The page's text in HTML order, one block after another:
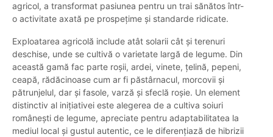
agricol, a transformat pasiunea pentru un trai sănătos într-
o activitate axată pe prospețime și standarde ridicate.
Exploatarea agricolă include atât solarii cât și terenuri
deschise, unde se cultivă o varietate largă de legume. Din
această gamă fac parte roșii, ardei, vinete, țelină, pepeni,
ceapă, rădăcinoase cum ar fi păstârnacul, morcovii și
pătrunjelul, dar și fasole, varză și sfeclă roșie. Un element
distinctiv al inițiativei este alegerea de a cultiva soiuri
românești de legume, apreciate pentru adaptabilitatea la
mediul local și gustul autentic, ce le diferențiază de hibrizii